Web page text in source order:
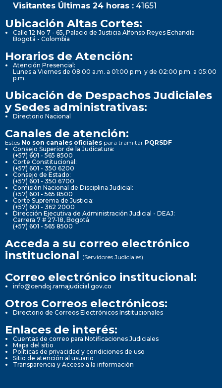
Visitantes Últimas 24 horas : 41651
Ubicación Altas Cortes:
Calle 12 No 7 - 65, Palacio de Justicia Alfonso Reyes Echandía
Bogotá - Colombia
Horarios de Atención:
Atención Presencial:
Lunes a Viernes de 08:00 a.m. a 01:00 p.m. y de 02:00 p.m. a 05:00
p.m.
Ubicación de Despachos Judiciales
y Sedes administrativas:
Directorio Nacional
Canales de atención:
Estos No son canales oficiales para tramitar PQRSDF
Consejo Superior de la Judicatura:
(+57) 601 - 565 8500
Corte Constitucional:
(+57) 601 - 350 6200
Consejo de Estado:
(+57) 601 - 350 6700
Comisión Nacional de Disciplina Judicial:
(+57) 601 - 565 8500
Corte Suprema de Justicia:
(+57) 601 - 362 2000
Dirección Ejecutiva de Administración Judicial - DEAJ:
Carrera 7 # 27-18, Bogotá
(+57) 601 - 565 8500
Acceda a su correo electrónico
institucional (Servidores Judiciales)
Correo electrónico institucional:
info@cendoj.ramajudicial.gov.co
Otros Correos electrónicos:
Directorio de Correos Electrónicos Institucionales
Enlaces de interés:
Cuentas de correo para Notificaciones Judiciales
Mapa del sitio
Políticas de privacidad y condiciones de uso
Sitio de atención al usuario
Transparencia y Acceso a la información